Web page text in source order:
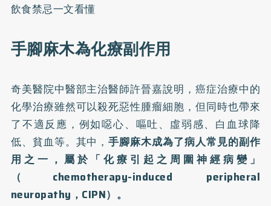
飲食禁忌一文看懂
手腳麻木為化療副作用
奇美醫院中醫部主治醫師許晉嘉說明，癌症治療中的
化學治療雖然可以殺死惡性腫瘤細胞，但同時也帶來
了不適反應，例如噁心、嘔吐、虛弱感、白血球降
低、貧血等。其中，手腳麻木成為了病人常見的副作
用之一，屬於「化療引起之周圍神經病變」
（chemotherapy-induced peripheral
neuropathy，CIPN）。